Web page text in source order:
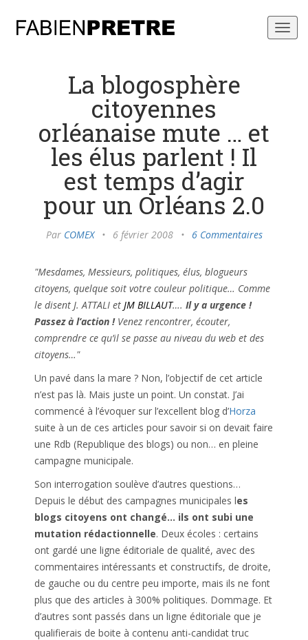
La blogosphère
citoyennes
orléanaise mute … et
les élus parlent ! Il
est temps d’agir
pour un Orléans 2.0
Par COMEX • 6 février 2008 • 6 Commentaires
"Mesdames, Messieurs, politiques, élus, blogueurs
citoyens, quelque soit votre couleur politique… Comme
le disent J. ATTALI et JM BILLAUT…. Il y a urgence !
Passez à l’action !Venez rencontrer, écouter,
comprendre ce qu’il se passe au niveau du web et des
citoyens…"
Un pavé dans la mare ? Non, l’objectif de cet article
n’est pas là. Mais juste un point. Un constat. J’ai
commencé à l’évoquer sur l’excellent blog d’Horza
suite à un de ces articles pour savoir si on devait faire
une Rdb (Republique des blogs) ou non… en pleine
campagne municipale.
Son interrogation soulève d’autres questions…
Depuis le début des campagnes municipales les
blogs citoyens ont changé… ils ont subi une
mutation rédactionnelle. Deux écoles : certains
ont gardé une ligne éditoriale de qualité, avec des
commentaires intéressants et constructifs, de droite,
de gauche ou du centre peu importe, mais ils ne font
plus que des articles à 300% politiques. Dommage. Et
d’autres sont passés dans un ligne éditoriale que je
qualifierais de boite à contenu anti-candidat truc